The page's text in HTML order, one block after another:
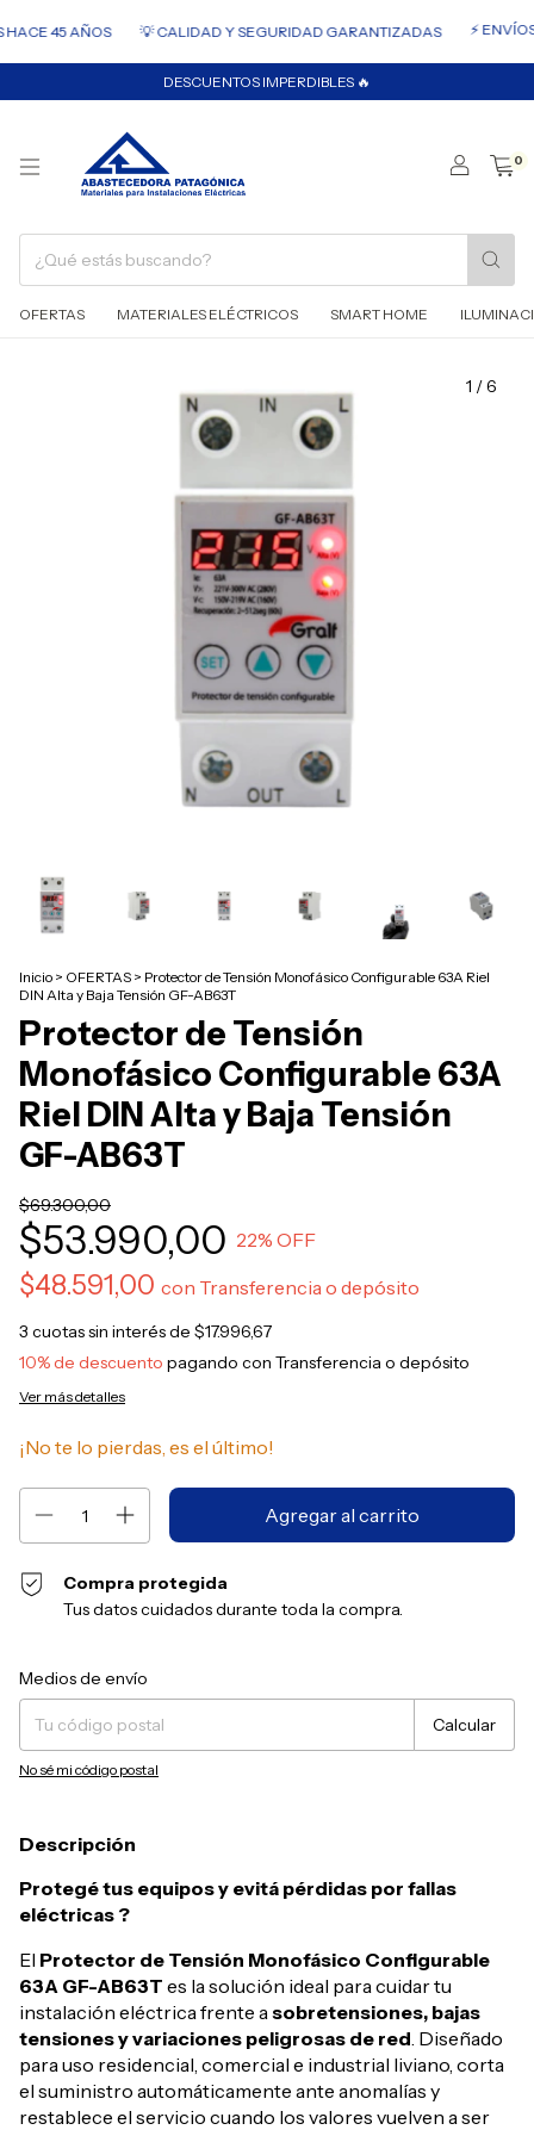
45 AÑOS 💡 CALIDAD Y SEGURIDAD GARANTIZADAS ⚡
DESCUENTOS IMPERDIBLES 🔥
0
OFERTAS MATERIALES ELÉCTRICOS SMART HOME
1 /6
Inicio > OFERTAS > Protector de Tensión Monofásico Configurable 63A Riel
DIN Alta y Baja Tensión GF-AB63T
Protector de Tensión
Monofásico Configurable 63A
Riel DIN Alta y Baja Tensión
GF-AB63T
$69.300,00
$53.990,00 22% OFF
$48.591,00 con Transferencia o depósito
3 cuotas sin interés de $17.996,67
10% de descuento pagando con Transferencia o depósito
Ver más detalles
¡No te lo pierdas, es el último!
Compra protegida
Tus datos cuidados durante toda la compra.
Entregas para el CP:
Medios de envío
Calcular
No sé mi código postal
Descripción
Protegé tus equipos y evitá pérdidas por fallas
eléctricas ?
El Protector de Tensión Monofásico Configurable
63A GF-AB63T es la solución ideal para cuidar tu
instalación eléctrica frente asobretensiones, bajas
tensiones y variaciones peligrosas de red. Diseñado
para uso residencial, comercial e industrial liviano, corta
el suministro automáticamente ante anomalías y
restablece el servicio cuando los valores vuelven a ser